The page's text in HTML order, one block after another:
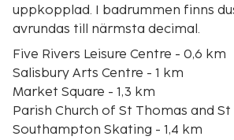
uppkopplad. I badrummen finns
avrundas till närmsta decimal.
Five Rivers Leisure Centre - 0,6 km
Salisbury Arts Centre - 1 km
Market Square - 1,3 km
Parish Church of St Thomas and St
Southampton Skating - 1,4 km